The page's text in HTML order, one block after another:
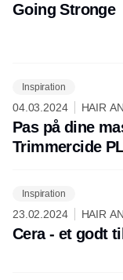
Going Stronge
Inspiration
04.03.2024
HAIR
NORDIC
Pas på dine
Trimmercide
Inspiration
23.02.2024
HAIR
NORDIC
Cera - et godt